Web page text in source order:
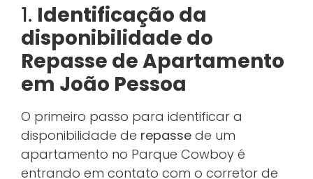
1. Identificação da
disponibilidade do
Repasse de Apartamento
em João Pessoa
O primeiro passo para identificar a
disponibilidade de repasse de um
apartamento no Parque Cowboy é
entrando em contato com o corretor de